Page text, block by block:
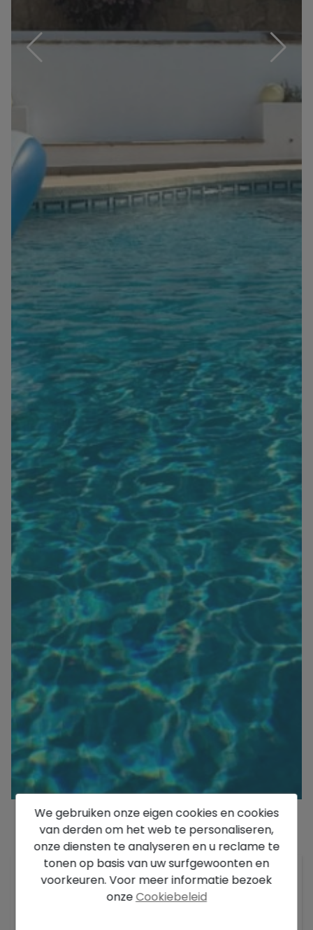
Beschrijving
Ontdek het huis van uw dromen in deze
indrukwekkende vrijstaande villa! Gelegen op een
We gebruiken onze eigen cookies en cookies
van derden om het web te personaliseren,
onze diensten te analyseren en u reclame te
tonen op basis van uw surfgewoonten en
voorkeuren. Voor meer informatie bezoek
onzeCookiebeleid